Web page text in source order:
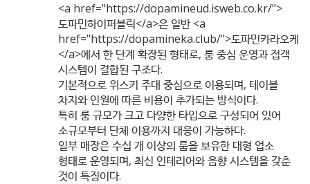
<a href="https://dopamineud.isweb.co.kr/">
도파민하이퍼블릭</a>은 일반 <a
href="https://dopamineka.club/">도파민카라오케
</a>에서 한 단계 확장된 형태로, 룸 중심 운영과 접객
시스템이 결합된 구조다.
기본적으로 위스키 주대 중심으로 이용되며, 테이블
차지와 인원에 따른 비용이 추가되는 방식이다.
특히 룸 규모가 크고 다양한 타입으로 구성되어 있어
소규모부터 단체 이용까지 대응이 가능하다.
일부 매장은 수십 개 이상의 룸을 보유한 대형 업소
형태로 운영되며, 최신 인테리어와 음향 시스템을 갖춘
것이 특징이다.